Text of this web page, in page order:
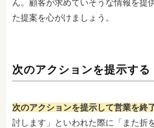
ん。顧客が求めていそうな情報を提
た提案を心がけましょう。
次のアクションを提示する
次のアクションを提示して営業を終
討します」といわれた際に「また折